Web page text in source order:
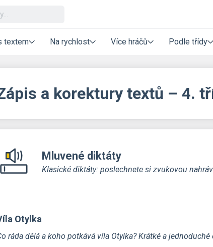
textem Na rychlost Více hráčů Podle třídy
a korektury textů – 4.
Mluvené diktáty
Klasické diktáty: poslechnete si zvukovou
Otylka
ráda dělá a koho potkává víla Otylka? Krátké a